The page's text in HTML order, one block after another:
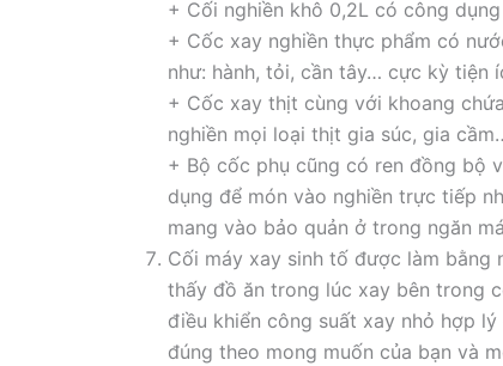
+ Cối nghiền khô 0,2L có công
+ Cốc xay nghiền thực phẩm có
như: hành, tỏi, cần tây… cực kỳ tiện
+ Cốc xay thịt cùng với khoang
nghiền mọi loại thịt gia súc, gia
+ Bộ cốc phụ cũng có ren đồng bộ
dụng để món vào nghiền trực tiếp
mang vào bảo quản ở trong ngăn
Cối máy xay sinh tố được làm bằng
thấy đồ ăn trong lúc xay bên trong
điều khiển công suất xay nhỏ hợp
đúng theo mong muốn của bạn và